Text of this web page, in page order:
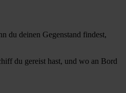
du deinen Gegenstand findest,
du gereist hast, und wo an Bord